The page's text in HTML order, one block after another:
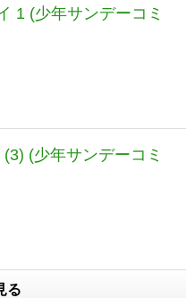
1 (少年サンデーコミ
(少年サンデーコミ
る